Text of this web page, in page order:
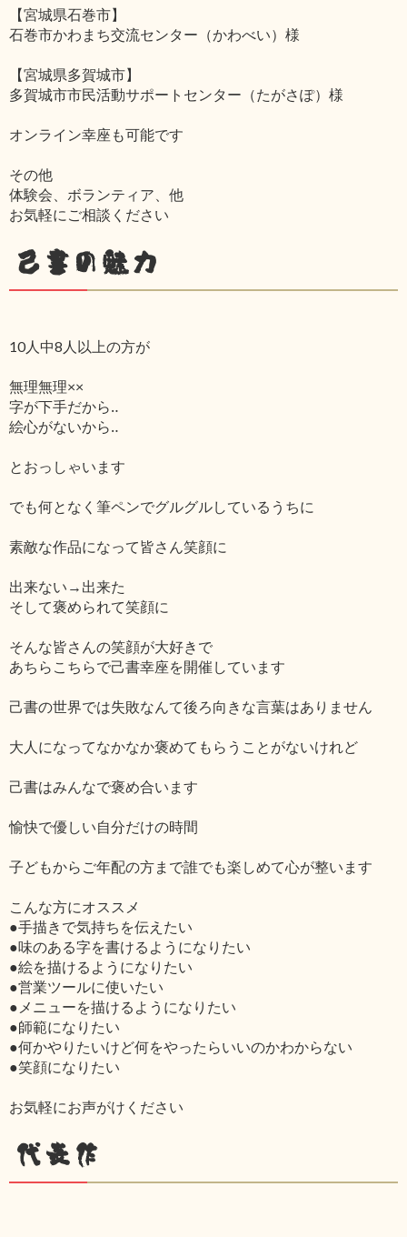
【宮城県石巻市】
石巻市かわまち交流センター（かわべい）様
【宮城県多賀城市】
多賀城市市民活動サポートセンター（たがさぽ）様
オンライン幸座も可能です
その他
体験会、ボランティア、他
お気軽にご相談ください
己書の魅力
10人中8人以上の方が
無理無理××
字が下手だから‥
絵心がないから‥
とおっしゃいます
でも何となく筆ペンでグルグルしているうちに
素敵な作品になって皆さん笑顔に
出来ない→出来た
そして褒められて笑顔に
そんな皆さんの笑顔が大好きで
あちらこちらで己書幸座を開催しています
己書の世界では失敗なんて後ろ向きな言葉はありません
大人になってなかなか褒めてもらうことがないけれど
己書はみんなで褒め合います
愉快で優しい自分だけの時間
子どもからご年配の方まで誰でも楽しめて心が整います
こんな方にオススメ
●手描きで気持ちを伝えたい
●味のある字を書けるようになりたい
●絵を描けるようになりたい
●営業ツールに使いたい
●メニューを描けるようになりたい
●師範になりたい
●何かやりたいけど何をやったらいいのかわからない
●笑顔になりたい
お気軽にお声がけください
代表作